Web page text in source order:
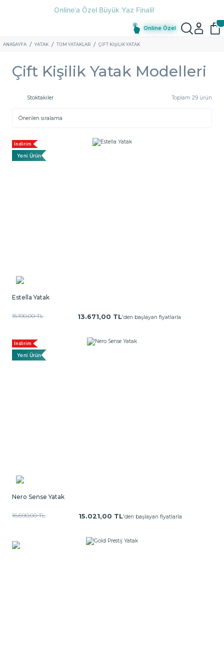
Online Özel
ANASAYFA YATAK TÜM YATAKLAR ÇIFT KIŞILIK YATAK
Çift Kişilik Yatak Modelleri
Stoktakiler Toplam 29 ürün
İndirim
Yeni Ürün
Estella Yatak
15.190,00 TL 13.671,00 TL'den başlayan fiyatlarla
İndirim
Yeni Ürün
Nero Sense Yatak
16.690,00 TL 15.021,00 TL'den başlayan fiyatlarla